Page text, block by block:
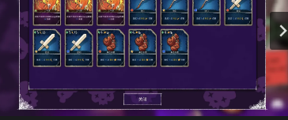
根据自己的喜好和技能水平选择适合的挑战。此
玩家可以在不断变化的挑战中探索新的策略和组
玩家提供了丰富的武器、技能卡、糖果和补丁等资